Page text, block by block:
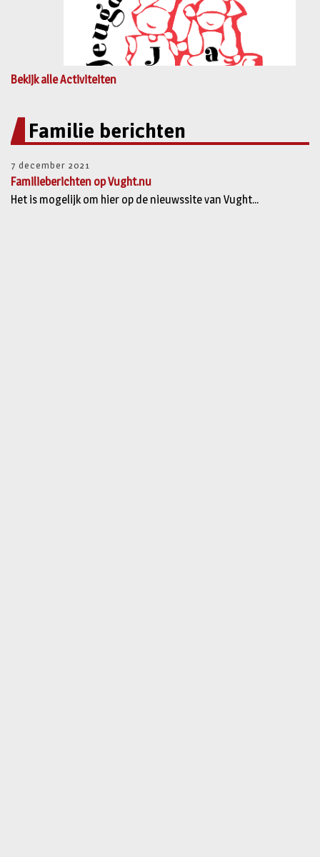
Bekijk alle Activiteiten
Familie berichten
7 december 2021
Familieberichten op Vught.nu
Het is mogelijk om hier op de nieuwssite van Vught...